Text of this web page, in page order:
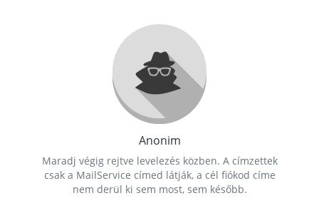
Anonim
Maradj végig rejtve levelezés közben. A címzettek
csak a MailService címed látják, a cél fiókod címe
nem derül ki sem most, sem később.